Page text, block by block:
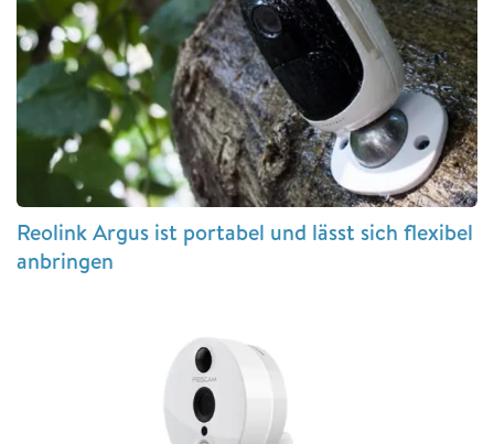
Reolink Argus ist portabel und lässt sich flexibel
anbringen